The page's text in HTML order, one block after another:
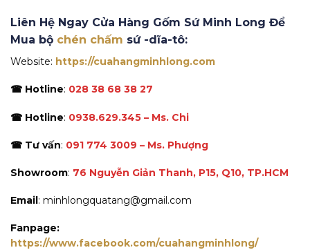
Liên Hệ Ngay Cửa Hàng Gốm Sứ Minh Long Để
Mua bộ chén chấm sứ -dĩa-tô:
Website: https://cuahangminhlong.com
☎ Hotline: 028 38 68 38 27
☎ Hotline: 0938.629.345 – Ms. Chi
☎ Tư vấn: 091 774 3009 – Ms. Phượng
Showroom: 76 Nguyễn Giản Thanh, P15, Q10, TP.HCM
Email: minhlongquatang@gmail.com
Fanpage:
https://www.facebook.com/cuahangminhlong/